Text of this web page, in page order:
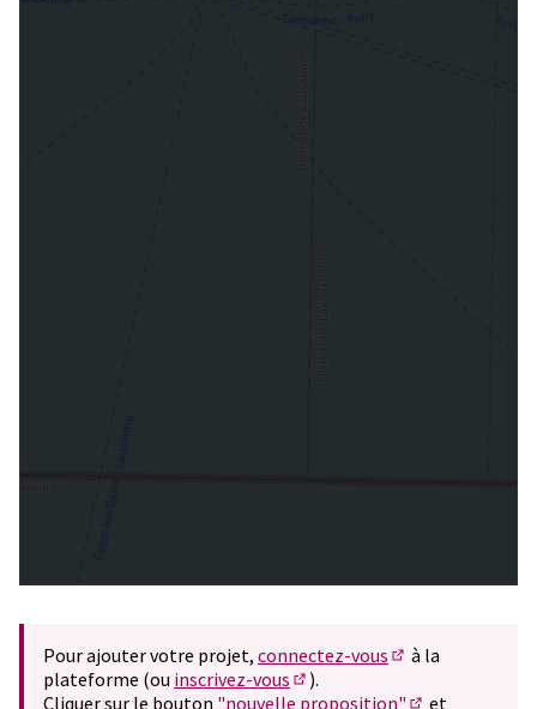
Pour ajouter votre projet, connectez-vous
à la
plateforme (ou inscrivez-vous
(S'ouvre dans un nouvel
).
Cliquer sur le bouton "nouvelle proposition"
et